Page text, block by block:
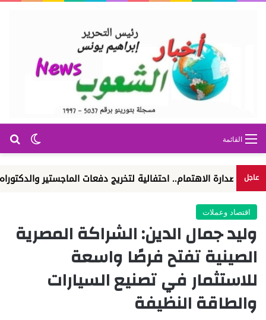
الوضع القائمة
عاجلالاهتمام.. احتفالية لتخريج دفعات الماجستير والدكتوراه
اقتصاد وعملات
وليد جمال الدين: الشراكة المصرية
الصينية تفتح فرصًا واسعة
للاستثمار في تصنيع السيارات
والطاقة النظيفة